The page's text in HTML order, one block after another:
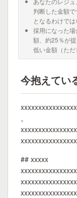
判断した金額
となるわけで
採用になった
額、約25％が
低い金額（ただ
今抱えてい
。
## xxxxx